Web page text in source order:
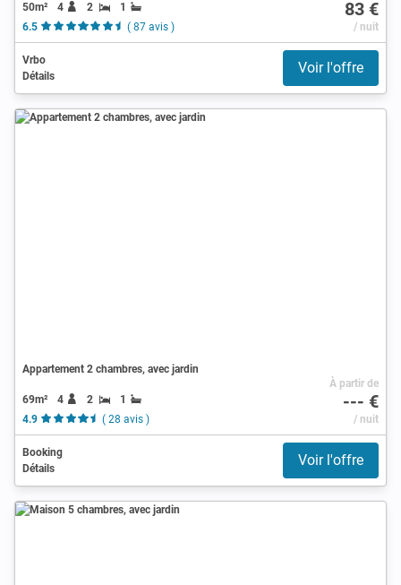
50m² 4 2
1
6.5
( 87 avis )
83 €
/ nuit
Vrbo
Détails
Voir l'offre
Appartement 2 chambres, avec jardin
69m² 4 2
1
4.9
( 28 avis )
À partir de
--- €
/ nuit
Booking
Détails
Voir l'offre